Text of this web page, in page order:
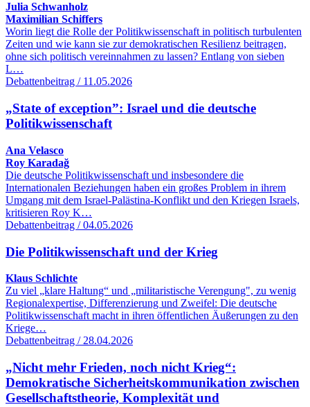
Julia Schwanholz
Maximilian Schiffers
Worin liegt die Rolle der Politikwissenschaft in politisch turbulenten
Zeiten und wie kann sie zur demokratischen Resilienz beitragen,
ohne sich politisch vereinnahmen zu lassen? Entlang von sieben
L…
Debattenbeitrag / 11.05.2026
„State of exception”: Israel und die deutsche
Politikwissenschaft
Ana Velasco
Roy Karadağ
Die deutsche Politikwissenschaft und insbesondere die
Internationalen Beziehungen haben ein großes Problem in ihrem
Umgang mit dem Israel-Palästina-Konflikt und den Kriegen Israels,
kritisieren Roy K…
Debattenbeitrag / 04.05.2026
Die Politikwissenschaft und der Krieg
Klaus Schlichte
Zu viel „klare Haltung“ und „militaristische Verengung", zu wenig
Regionalexpertise, Differenzierung und Zweifel: Die deutsche
Politikwissenschaft macht in ihren öffentlichen Äußerungen zu den
Kriege…
Debattenbeitrag / 28.04.2026
„Nicht mehr Frieden, noch nicht Krieg“:
Demokratische Sicherheitskommunikation zwischen
Gesellschaftstheorie, Komplexität und